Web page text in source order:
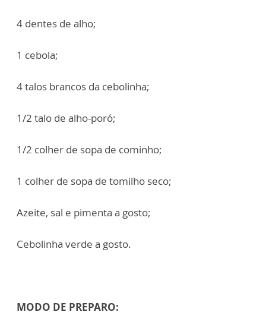
4 dentes de alho;
1 cebola;
4 talos brancos da cebolinha;
1/2 talo de alho-poró;
1/2 colher de sopa de cominho;
1 colher de sopa de tomilho seco;
Azeite, sal e pimenta a gosto;
Cebolinha verde a gosto.
MODO DE PREPARO: